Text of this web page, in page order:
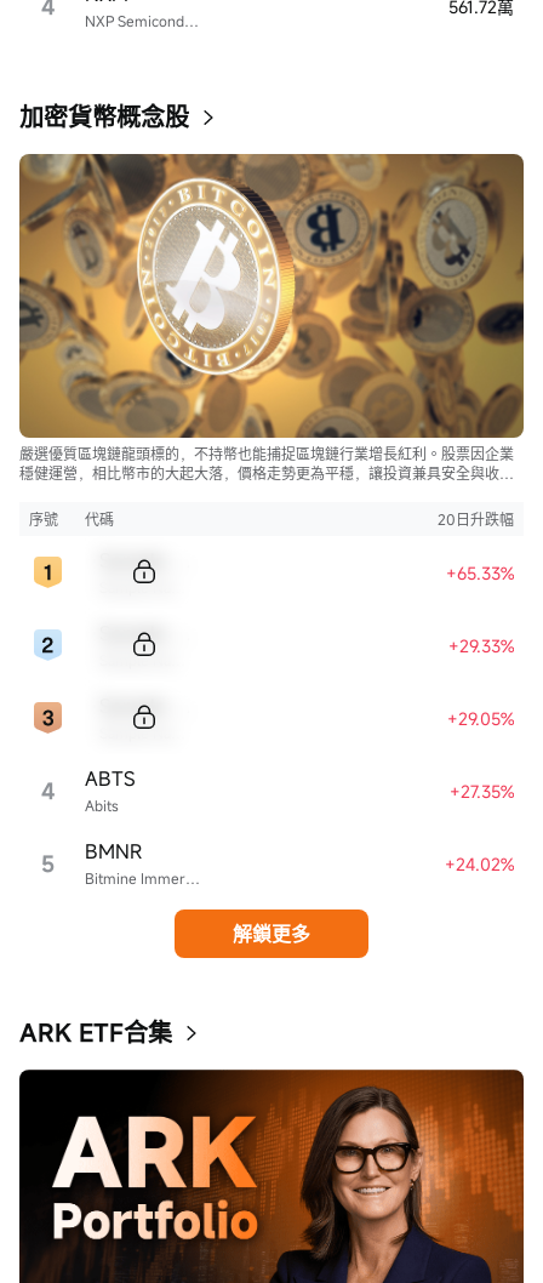
4 NXP Semiconductors
561.72萬
加密貨幣概念股
嚴選優質區塊鏈龍頭標的，不持幣也能捕捉區塊鏈行業增長紅利。股票因企業
穩健運營，相比幣市的大起大落，價格走勢更為平穩，讓投資兼具安全與收
序號
代碼 20日升跌幅
+65.33%
+29.33%
+29.05%
4 Abits
ABTS +27.35%
5 Bitmine Immersion Technologies
BMNR +24.02%
解鎖更多
ARK ETF合集